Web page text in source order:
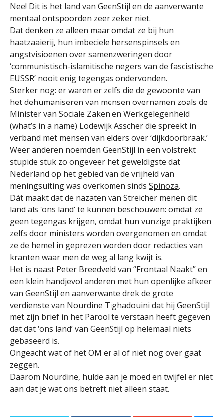
Nee! Dit is het land van GeenStijl en de aanverwante
mentaal ontspoorden zeer zeker niet.
Dat denken ze alleen maar omdat ze bij hun
haatzaaierij, hun imbeciele hersenspinsels en
angstvisioenen over samenzweringen door
‘communistisch-islamitische negers van de fascistische
EUSSR’ nooit enig tegengas ondervonden.
Sterker nog: er waren er zelfs die de gewoonte van
het dehumaniseren van mensen overnamen zoals de
Minister van Sociale Zaken en Werkgelegenheid
(what’s in a name) Lodewijk Asscher die spreekt in
verband met mensen van elders over ‘dijkdoorbraak.’
Weer anderen noemden GeenStijl in een volstrekt
stupide stuk zo ongeveer het geweldigste dat
Nederland op het gebied van de vrijheid van
meningsuiting was overkomen sinds Spinoza.
Dát maakt dat de nazaten van Streicher menen dit
land als ‘ons land’ te kunnen beschouwen: omdat ze
geen tegengas krijgen, omdat hun vunzige praktijken
zelfs door ministers worden overgenomen en omdat
ze de hemel in geprezen worden door redacties van
kranten waar men de weg al lang kwijt is.
Het is naast Peter Breedveld van “Frontaal Naakt” en
een klein handjevol anderen met hun openlijke afkeer
van GeenStijl en aanverwante drek de grote
verdienste van Nourdine Tighadouini dat hij GeenStijl
met zijn brief in het Parool te verstaan heeft gegeven
dat dat ‘ons land’ van GeenStijl op helemaal niets
gebaseerd is.
Ongeacht wat of het OM er al of niet nog over gaat
zeggen.
Daarom Nourdine, hulde aan je moed en twijfel er niet
aan dat je wat ons betreft niet alleen staat.